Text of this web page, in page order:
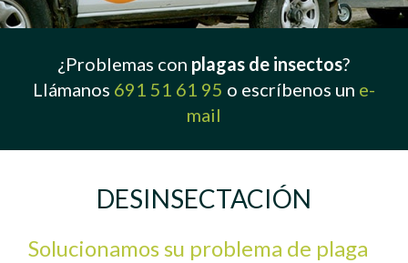
¿Problemas con plagas de insectos?
Llámanos 691 51 61 95 o escríbenos un e-
mail
DESINSECTACIÓN
Solucionamos su problema de plaga